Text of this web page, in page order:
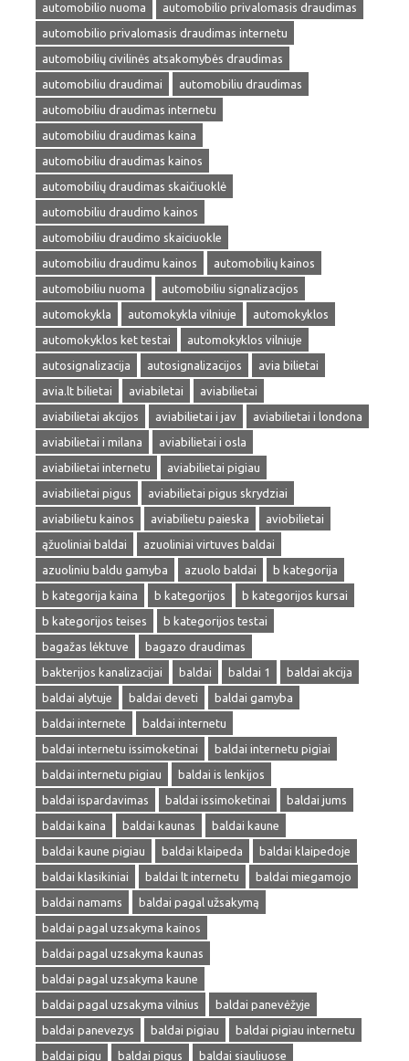
automobilio nuoma
automobilio privalomasis draudimas
automobilio privalomasis draudimas internetu
automobilių civilinės atsakomybės draudimas
automobiliu draudimai
automobiliu draudimas
automobiliu draudimas internetu
automobiliu draudimas kaina
automobiliu draudimas kainos
automobilių draudimas skaičiuoklė
automobiliu draudimo kainos
automobiliu draudimo skaiciuokle
automobiliu draudimu kainos
automobilių kainos
automobiliu nuoma
automobiliu signalizacijos
automokykla
automokykla vilniuje
automokyklos
automokyklos ket testai
automokyklos vilniuje
autosignalizacija
autosignalizacijos
avia bilietai
avia.lt bilietai
aviabiletai
aviabilietai
aviabilietai akcijos
aviabilietai i jav
aviabilietai i londona
aviabilietai i milana
aviabilietai i osla
aviabilietai internetu
aviabilietai pigiau
aviabilietai pigus
aviabilietai pigus skrydziai
aviabilietu kainos
aviabilietu paieska
aviobilietai
ąžuoliniai baldai
azuoliniai virtuves baldai
azuoliniu baldu gamyba
azuolo baldai
b kategorija
b kategorija kaina
b kategorijos
b kategorijos kursai
b kategorijos teises
b kategorijos testai
bagažas lėktuve
bagazo draudimas
bakterijos kanalizacijai
baldai baldai 1
baldai akcija
baldai alytuje
baldai deveti
baldai gamyba
baldai internete
baldai internetu
baldai internetu issimoketinai
baldai internetu pigiai
baldai internetu pigiau
baldai is lenkijos
baldai ispardavimas
baldai issimoketinai
baldai jums
baldai kaina
baldai kaunas
baldai kaune
baldai kaune pigiau
baldai klaipeda
baldai klaipedoje
baldai klasikiniai
baldai lt internetu
baldai miegamojo
baldai namams
baldai pagal užsakymą
baldai pagal uzsakyma kainos
baldai pagal uzsakyma kaunas
baldai pagal uzsakyma kaune
baldai pagal uzsakyma vilnius
baldai panevėžyje
baldai panevezys
baldai pigiau
baldai pigiau internetu
baldai pigu
baldai pigus baldai siauliuose